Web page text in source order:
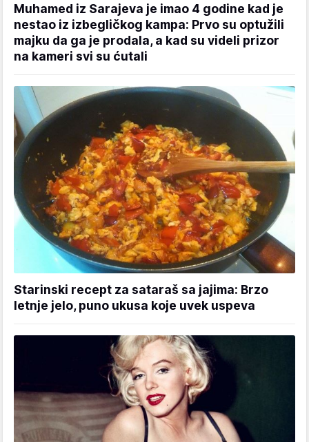
Muhamed iz Sarajeva je imao 4 godine kad je
nestao iz izbegličkog kampa: Prvo su optužili
majku da ga je prodala, a kad su videli prizor
na kameri svi su ćutali
Starinski recept za sataraš sa jajima: Brzo
letnje jelo, puno ukusa koje uvek uspeva